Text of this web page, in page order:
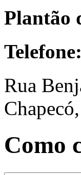
Plantão
Rua
Como